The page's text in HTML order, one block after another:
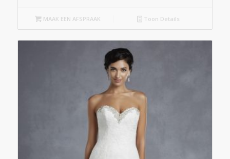
MAAK EEN AFSPRAAK Toon Details